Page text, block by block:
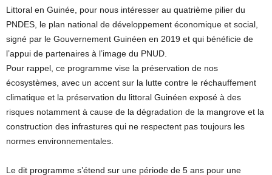
Littoral en Guinée, pour nous intéresser au quatrième pilier du
PNDES, le plan national de développement économique et social,
signé par le Gouvernement Guinéen en 2019 et qui bénéficie de
l’appui de partenaires à l’image du PNUD.
Pour rappel, ce programme vise la préservation de nos
écosystèmes, avec un accent sur la lutte contre le réchauffement
climatique et la préservation du littoral Guinéen exposé à des
risques notamment à cause de la dégradation de la mangrove et la
construction des infrastures qui ne respectent pas toujours les
normes environnementales.
Le dit programme s’étend sur une période de 5 ans pour une